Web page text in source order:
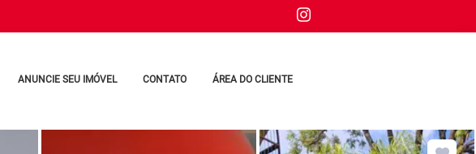
ANUNCIE SEU IMÓVEL CONTATO ÁREA DO CLIENTE